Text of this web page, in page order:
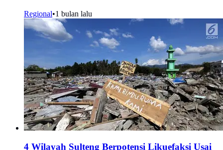
Regional•1 bulan lalu
4 Wilayah Sulteng Berpotensi Likuefaksi Usai